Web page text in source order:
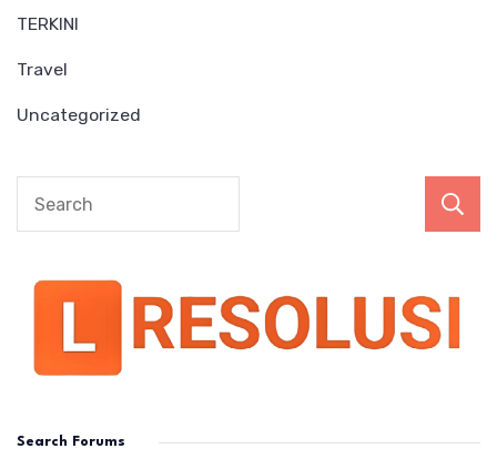
TERKINI
Travel
Uncategorized
Search Forums